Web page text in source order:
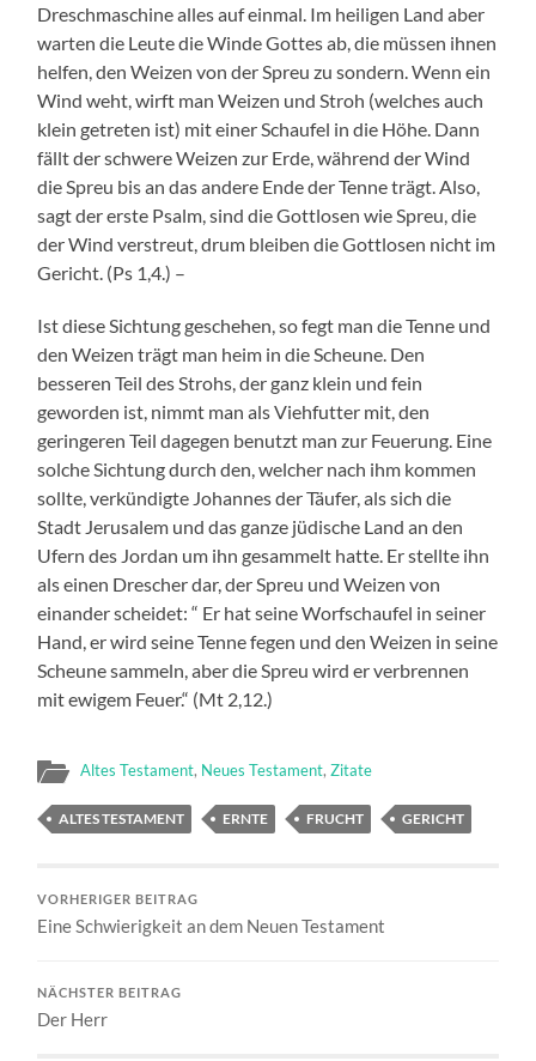
Dreschmaschine alles auf einmal. Im heiligen Land aber
warten die Leute die Winde Gottes ab, die müssen ihnen
helfen, den Weizen von der Spreu zu sondern. Wenn ein
Wind weht, wirft man Weizen und Stroh (welches auch
klein getreten ist) mit einer Schaufel in die Höhe. Dann
fällt der schwere Weizen zur Erde, während der Wind
die Spreu bis an das andere Ende der Tenne trägt. Also,
sagt der erste Psalm, sind die Gottlosen wie Spreu, die
der Wind verstreut, drum bleiben die Gottlosen nicht im
Gericht. (Ps 1,4.) –
Ist diese Sichtung geschehen, so fegt man die Tenne und
den Weizen trägt man heim in die Scheune. Den
besseren Teil des Strohs, der ganz klein und fein
geworden ist, nimmt man als Viehfutter mit, den
geringeren Teil dagegen benutzt man zur Feuerung. Eine
solche Sichtung durch den, welcher nach ihm kommen
sollte, verkündigte Johannes der Täufer, als sich die
Stadt Jerusalem und das ganze jüdische Land an den
Ufern des Jordan um ihn gesammelt hatte. Er stellte ihn
als einen Drescher dar, der Spreu und Weizen von
einander scheidet: “ Er hat seine Worfschaufel in seiner
Hand, er wird seine Tenne fegen und den Weizen in seine
Scheune sammeln, aber die Spreu wird er verbrennen
mit ewigem Feuer.“ (Mt 2,12.)
Altes Testament, Neues Testament,Zitate
ALTES TESTAMENT ERNTE FRUCHT GERICHT
VORHERIGER BEITRAG
Eine Schwierigkeit an dem Neuen Testament
NÄCHSTER BEITRAG
Der Herr